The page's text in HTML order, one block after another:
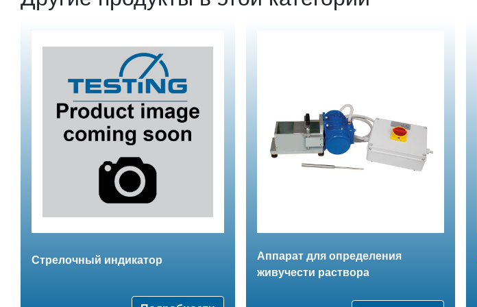
Стрелочный индикатор
Аппарат для определения
живучести раствора